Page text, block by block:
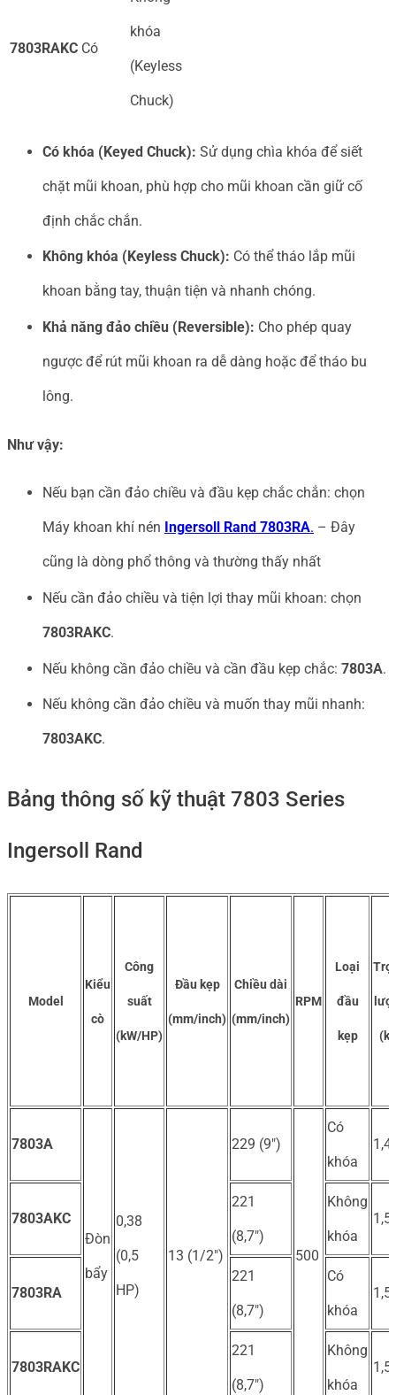
7803RAKC Có
khóa
(Keyless
Chuck)
Có khóa (Keyed Chuck): Sử dụng chìa khóa để siết
chặt mũi khoan, phù hợp cho mũi khoan cần giữ cố
định chắc chắn.
Không khóa (Keyless Chuck): Có thể tháo lắp mũi
khoan bằng tay, thuận tiện và nhanh chóng.
Khả năng đảo chiều (Reversible): Cho phép quay
ngược để rút mũi khoan ra dễ dàng hoặc để tháo bu
lông.
Như vậy:
Nếu bạn cần đảo chiều và đầu kẹp chắc chắn: chọn
Máy khoan khí nén Ingersoll Rand 7803RA. – Đây
cũng là dòng phổ thông và thường thấy nhất
Nếu cần đảo chiều và tiện lợi thay mũi khoan: chọn
7803RAKC.
Nếu không cần đảo chiều và cần đầu kẹp chắc: 7803A.
Nếu không cần đảo chiều và muốn thay mũi nhanh:
7803AKC.
Bảng thông số kỹ thuật 7803 Series
Ingersoll Rand
Model
Kiểu
cò
Công
suất
(kW/HP)
Đầu kẹp
(mm/inch)
Chiều dài
(mm/inch)
RPM
Loại
đầu
kẹp
7803A
Đòn
bẩy
0,38
(0,5
HP)
13 (1/2″)
229 (9″)
500
Có
khóa
7803AKC
221
(8,7″)
Không
khóa
1,5
7803RA
221
(8,7″)
Có
khóa
1,5
7803RAKC
221
(8,7″)
Không
khóa
1,5